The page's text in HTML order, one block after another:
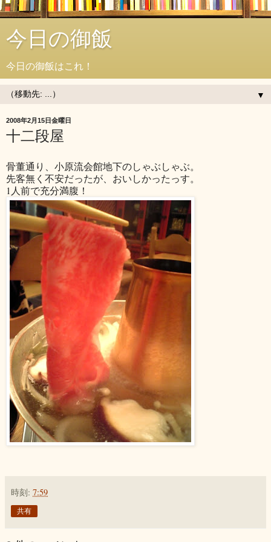
今日の御飯
今日の御飯はこれ！
▼
2008年2月15日金曜日
十二段屋
骨董通り、小原流会館地下のしゃぶしゃぶ。
先客無く不安だったが、おいしかったっす。
1人前で充分満腹！
時刻: 7:59
共有